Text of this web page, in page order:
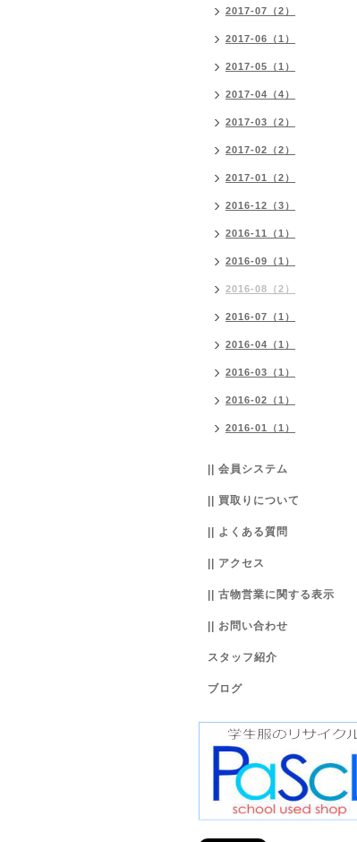
2017-07（2）
2017-06（1）
2017-05（1）
2017-04（4）
2017-03（2）
2017-02（2）
2017-01（2）
2016-12（3）
2016-11（1）
2016-09（1）
2016-08（2）
2016-07（1）
2016-04（1）
2016-03（1）
2016-02（1）
2016-01（1）
|| 会員システム
|| 買取りについて
|| よくある質問
|| アクセス
|| 古物営業に関する表示
|| お問い合わせ
スタッフ紹介
ブログ